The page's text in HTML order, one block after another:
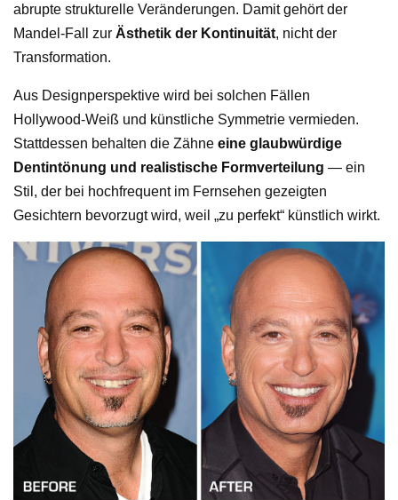
abrupte strukturelle Veränderungen. Damit gehört der
Mandel-Fall zur Ästhetik der Kontinuität, nicht der
Transformation.
Aus Designperspektive wird bei solchen Fällen
Hollywood-Weiß und künstliche Symmetrie vermieden.
Stattdessen behalten die Zähne eine glaubwürdige
Dentintönung und realistische Formverteilung — ein
Stil, der bei hochfrequent im Fernsehen gezeigten
Gesichtern bevorzugt wird, weil „zu perfekt“ künstlich wirkt.